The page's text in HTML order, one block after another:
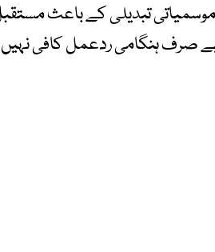
کہ موسمیاتی تبدیلی کے باعث
صرف ہنگامی ردعمل کافی